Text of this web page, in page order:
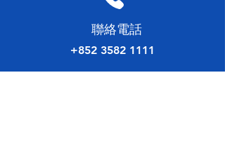
​聯絡電話
+852 3582 1111